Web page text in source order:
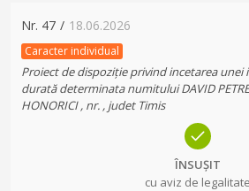
Nr. 47 / 18.06.2026
Caracter individual
Proiect de dispoziție privind incetarea unei
durată determinata numitului DAVID
HONORICI , nr. , judet Timis
ÎNSUȘIT
cu aviz de legalitate